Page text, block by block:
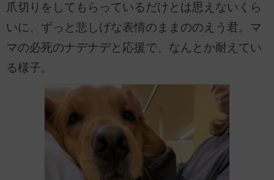
爪切りをしてもらっているだけとは思えないくら
いに、ずっと悲しげな表情のままののえう君。マ
マの必死のナデナデと応援で、なんとか耐えてい
る様子。